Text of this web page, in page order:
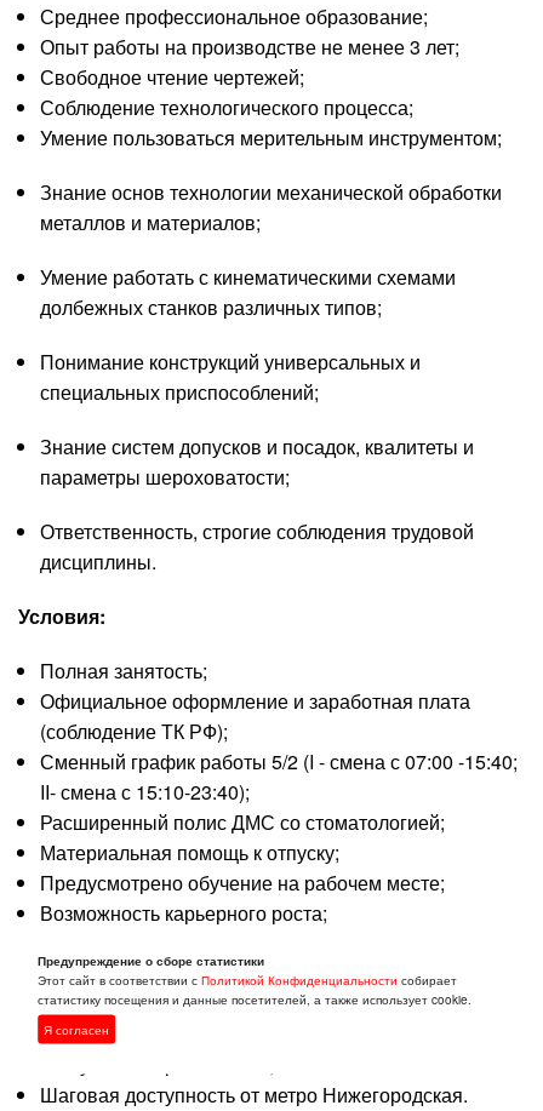
Среднее профессиональное образование;
Опыт работы на производстве не менее 3 лет;
Свободное чтение чертежей;
Соблюдение технологического процесса;
Умение пользоваться мерительным инструментом;
Знание основ технологии механической обработки
металлов и материалов;
Умение работать с кинематическими схемами
долбежных станков различных типов;
Понимание конструкций универсальных и
специальных приспособлений;
Знание систем допусков и посадок, квалитеты и
параметры шероховатости;
Ответственность, строгие соблюдения трудовой
дисциплины.
Условия:
Полная занятость;
Официальное оформление и заработная плата
(соблюдение ТК РФ);
Сменный график работы 5/2 (I - смена с 07:00 -15:40;
II- смена с 15:10-23:40);
Расширенный полис ДМС со стоматологией;
Материальная помощь к отпуску;
Предусмотрено обучение на рабочем месте;
Возможность карьерного роста;
Возможность переработки и работы в выходной
день (оплата в соответствии ТК РФ);
Регулярные премии, дополнительное поощрение
Шаговая доступность от метро Нижегородская.
Предупреждение о сборе статистики
Этот сайт в соответствии сПолитикой Конфиденциальности собирает
статистику посещения и данные посетителей, а также использует cookie.
Я согласен